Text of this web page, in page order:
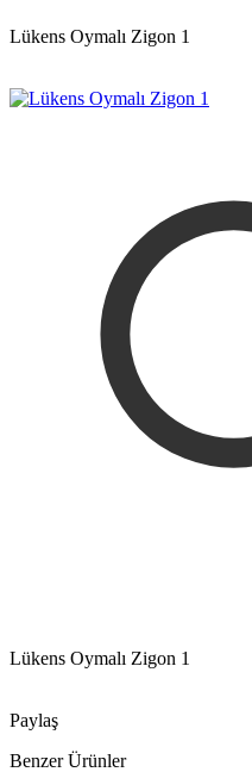
Lükens Oymalı Zigon 1
Lükens Oymalı Zigon 1
Paylaş
Benzer Ürünler